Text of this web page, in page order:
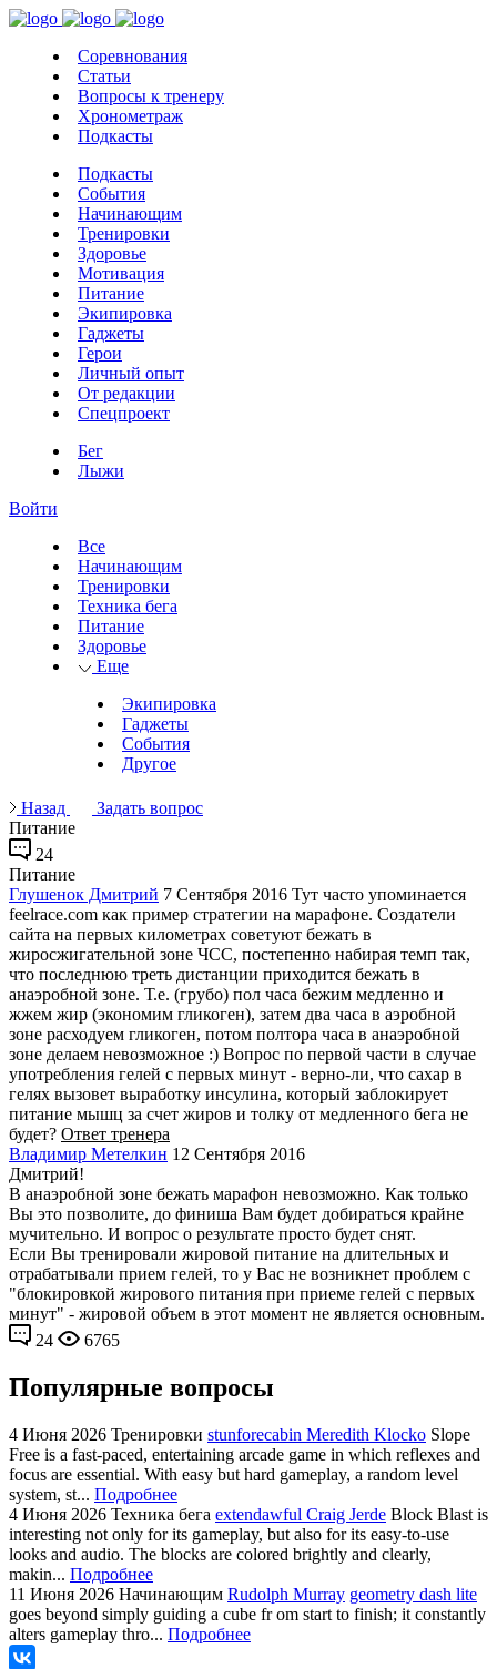
Соревнования
Статьи
Вопросы к тренеру
Хронометраж
Подкасты
Подкасты
События
Начинающим
Тренировки
Здоровье
Мотивация
Питание
Экипировка
Гаджеты
Герои
Личный опыт
От редакции
Спецпроект
Бег
Лыжи
Войти
Все
Начинающим
Тренировки
Техника бега
Питание
Здоровье
Еще
Экипировка
Гаджеты
События
Другое
Назад
Задать вопрос
Питание
24
Питание
Глушенок Дмитрий 7 Сентября 2016 Тут часто упоминается
feelrace.com как пример стратегии на марафоне. Создатели
сайта на первых километрах советуют бежать в
жиросжигательной зоне ЧСС, постепенно набирая темп так,
что последнюю треть дистанции приходится бежать в
анаэробной зоне. Т.е. (грубо) пол часа бежим медленно и
жжем жир (экономим гликоген), затем два часа в аэробной
зоне расходуем гликоген, потом полтора часа в анаэробной
зоне делаем невозможное :) Вопрос по первой части в случае
употребления гелей с первых минут - верно-ли, что сахар в
гелях вызовет выработку инсулина, который заблокирует
питание мышц за счет жиров и толку от медленного бега не
будет? Ответ тренера
Владимир Метелкин 12 Сентября 2016
Дмитрий!
В анаэробной зоне бежать марафон невозможно. Как только
Вы это позволите, до финиша Вам будет добираться крайне
мучительно. И вопрос о результате просто будет снят.
Если Вы тренировали жировой питание на длительных и
отрабатывали прием гелей, то у Вас не возникнет проблем с
"блокировкой жирового питания при приеме гелей с первых
минут" - жировой объем в этот момент не является основным.
24
6765
Популярные вопросы
4 Июня 2026 Тренировки stunforecabin Meredith Klocko Slope
Free is a fast-paced, entertaining arcade game in which reflexes and
focus are essential. With easy but hard gameplay, a random level
system, st... Подробнее
4 Июня 2026 Техника бега extendawful Craig Jerde Block Blast is
interesting not only for its gameplay, but also for its easy-to-use
looks and audio. The blocks are colored brightly and clearly,
makin... Подробнее
11 Июня 2026 Начинающим Rudolph Murray geometry dash lite
goes beyond simply guiding a cube fr om start to finish; it constantly
alters gameplay thro... Подробнее